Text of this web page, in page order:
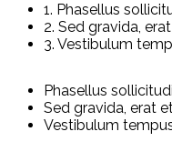
1. Phasellus
2. Sed gravida,
3. Vestibulum
Phasellus
Sed gravida, erat
Vestibulum